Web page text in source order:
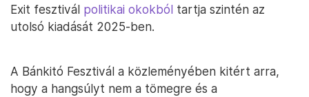
Exit fesztivál politikai okokból tartja szintén az
utolsó kiadását 2025-ben.
A Bánkitó Fesztivál a közleményében kitért arra,
hogy a hangsúlyt nem a tömegre és a